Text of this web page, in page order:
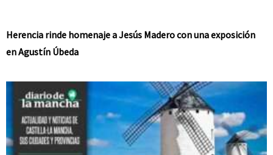
Herencia rinde homenaje a Jesús Madero con una exposición
en Agustín Úbeda